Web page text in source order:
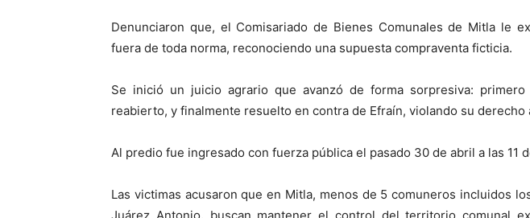
Denunciaron que, el Comisariado de Bienes Comunales de Mitla le
fuera de toda norma, reconociendo una supuesta compraventa ficticia.
Se inició un juicio agrario que avanzó de forma sorpresiva: primero
reabierto, y finalmente resuelto en contra de Efraín, violando su derecho
Al predio fue ingresado con fuerza pública el pasado 30 de abril a las 11
Las victimas acusaron que en Mitla, menos de 5 comuneros incluidos